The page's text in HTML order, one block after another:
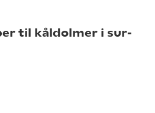
til kåldolmer i sur-